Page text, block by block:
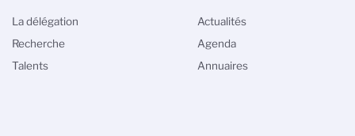
La délégation
Recherche
Talents
Actualités
Agenda
Annuaires